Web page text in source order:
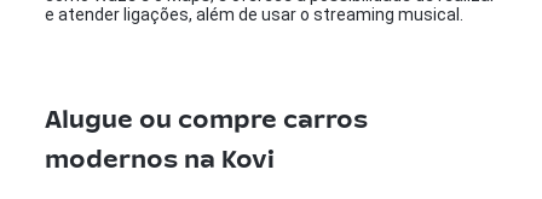
e atender ligações, além de usar o streaming musical.
Alugue ou compre carros
modernos na Kovi